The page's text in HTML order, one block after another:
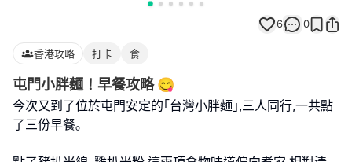
6 0
香港攻略 打卡 食
屯門小胖麵！早餐攻略 😋
今次又到了位於屯門安定的｢台灣小胖麵｣,三人同行,一共點
了三份早餐｡